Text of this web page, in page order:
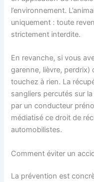
l’environnement.
uniquement : toute
strictement interdite.
En revanche, si vous
garenne, lièvre, perdrix)
touchez à rien. La
sangliers percutés sur
par un conducteur
médiatisé ce droit de
automobilistes.
Comment éviter un
La prévention est